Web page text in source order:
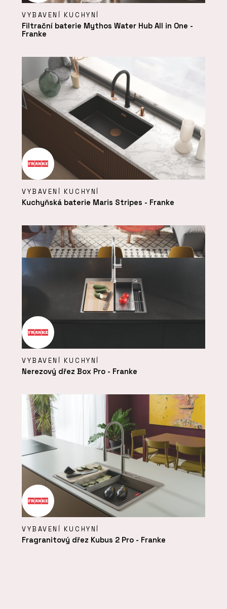
VYBAVENÍ KUCHYNÍ
Filtrační baterie Mythos Water Hub All in One -
Franke
VYBAVENÍ KUCHYNÍ
Kuchyňská baterie Maris Stripes - Franke
VYBAVENÍ KUCHYNÍ
Nerezový dřez Box Pro - Franke
VYBAVENÍ KUCHYNÍ
Fragranitový dřez Kubus 2 Pro - Franke